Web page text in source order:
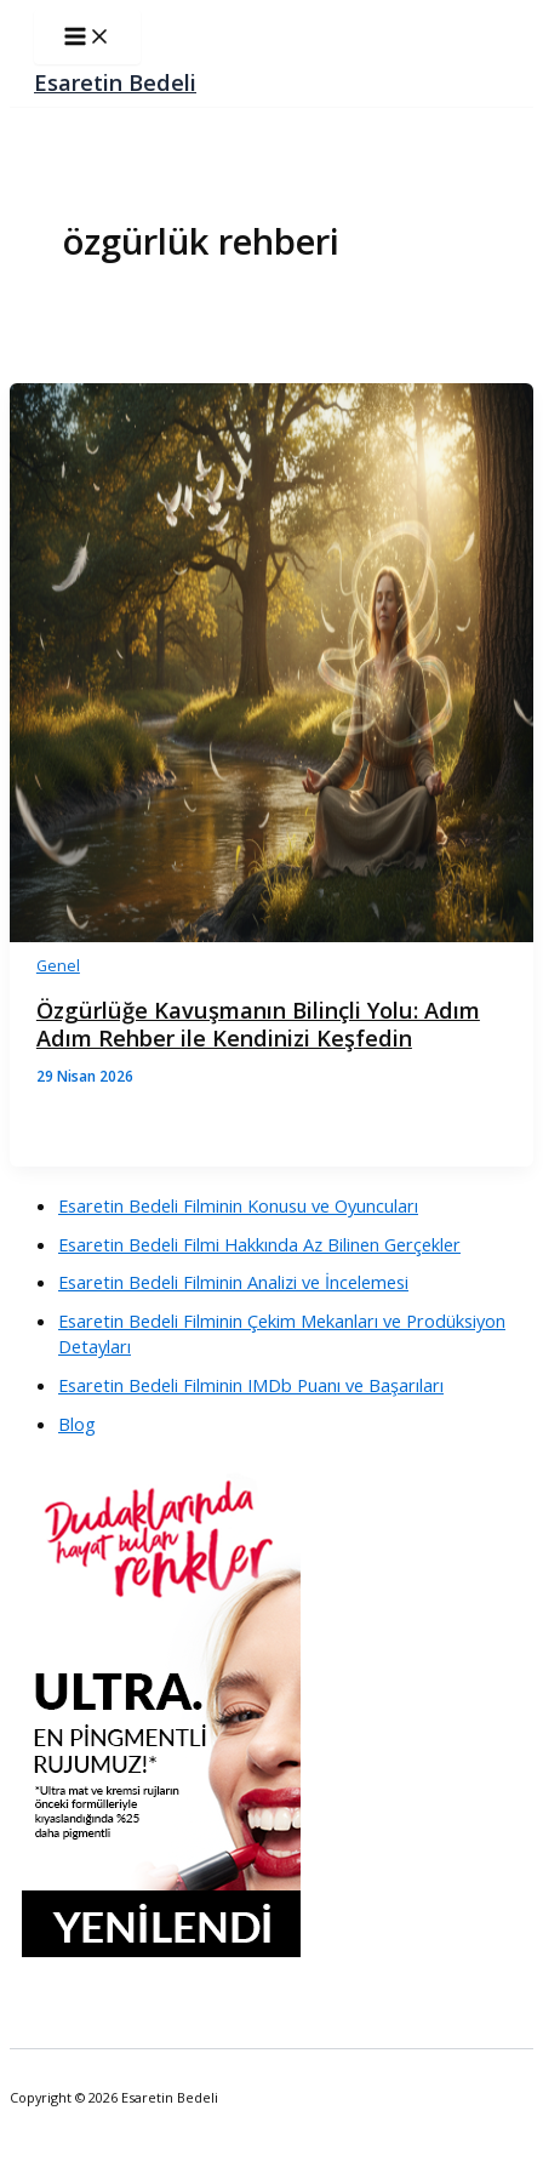
Main
Menu
Esaretin Bedeli
Esaretin Bedeli Filminin Konusu ve Oyuncuları
Esaretin Bedeli Filmi Hakkında Az Bilinen Gerçekler
Esaretin Bedeli Filminin Analizi ve İncelemesi
Esaretin Bedeli Filminin Çekim Mekanları ve Prodüksiyon
Detayları
Esaretin Bedeli Filminin IMDb Puanı ve Başarıları
Blog
özgürlük rehberi
Genel
Özgürlüğe Kavuşmanın Bilinçli Yolu: Adım
Adım Rehber ile Kendinizi Keşfedin
29 Nisan 2026
Copyright © 2026 Esaretin Bedeli